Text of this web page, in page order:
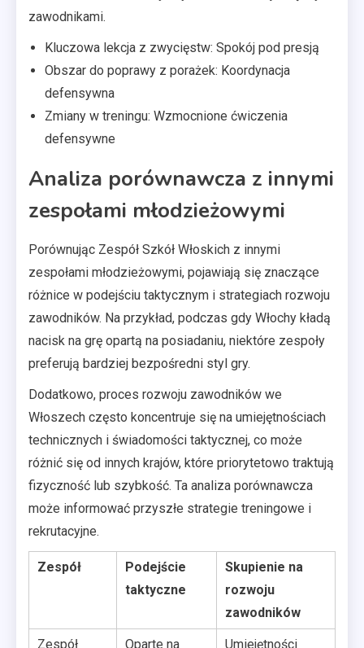
zawodnikami.
Kluczowa lekcja z zwycięstw: Spokój pod presją
Obszar do poprawy z porażek: Koordynacja
defensywna
Zmiany w treningu: Wzmocnione ćwiczenia
defensywne
Analiza porównawcza z innymi
zespołami młodzieżowymi
Porównując Zespół Szkół Włoskich z innymi
zespołami młodzieżowymi, pojawiają się znaczące
różnice w podejściu taktycznym i strategiach rozwoju
zawodników. Na przykład, podczas gdy Włochy kładą
nacisk na grę opartą na posiadaniu, niektóre zespoły
preferują bardziej bezpośredni styl gry.
Dodatkowo, proces rozwoju zawodników we
Włoszech często koncentruje się na umiejętnościach
technicznych i świadomości taktycznej, co może
różnić się od innych krajów, które priorytetowo traktują
fizyczność lub szybkość. Ta analiza porównawcza
może informować przyszłe strategie treningowe i
rekrutacyjne.
Zespół
Podejście
taktyczne
Skupienie na
rozwoju
zawodników
Zespół Oparte na Umiejętności